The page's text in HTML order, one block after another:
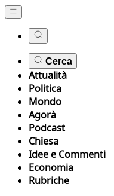
Cerca
Attualità
Politica
Mondo
Agorà
Podcast
Chiesa
Idee e Commenti
Economia
Rubriche